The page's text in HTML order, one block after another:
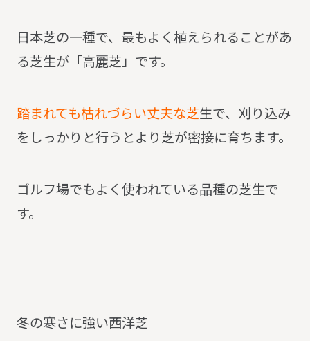
日本芝の一種で、最もよく植えられることがあ
る芝生が「高麗芝」です。
踏まれても枯れづらい丈夫な芝生で、刈り込み
をしっかりと行うとより芝が密接に育ちます。
ゴルフ場でもよく使われている品種の芝生で
す。
冬の寒さに強い西洋芝